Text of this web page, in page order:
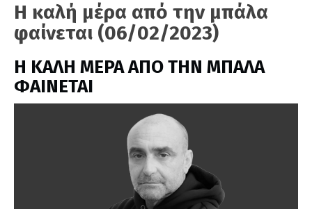
Η καλή μέρα από την μπάλα
φαίνεται (06/02/2023)
H ΚΑΛΗ ΜΕΡΑ ΑΠΟ ΤΗΝ ΜΠΑΛΑ
ΦΑΙΝΕΤΑΙ